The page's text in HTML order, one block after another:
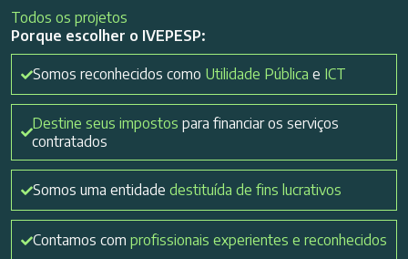
Todos os projetos
Porque escolher o IVEPESP:
Somos reconhecidos como Utilidade Pública e ICT
Destine seus impostos para financiar os serviços
contratados
Somos uma entidade destituída de fins lucrativos
Contamos com profissionais experientes e reconhecidos